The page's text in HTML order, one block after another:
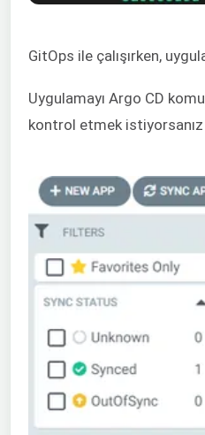
GitOps ile çalışırken,
Uygulamayı Argo CD
kontrol etmek istiyorsanız